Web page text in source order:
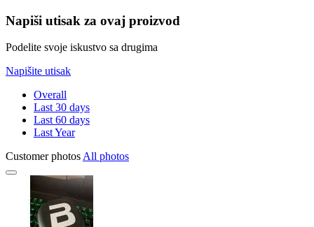
Napiši utisak za ovaj proizvod
Podelite svoje iskustvo sa drugima
Napišite utisak
Overall
Last 30 days
Last 60 days
Last Year
Customer photos All photos